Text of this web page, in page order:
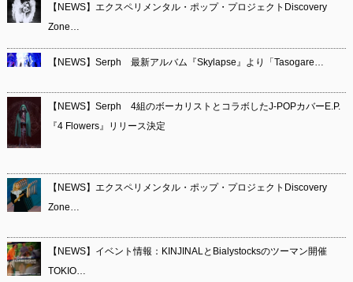
【NEWS】エクスペリメンタル・ポップ・プロジェクトDiscovery
Zone…
【NEWS】Serph 最新アルバム『Skylapse』より「Tasogare…
【NEWS】Serph 4組のボーカリストとコラボしたJ-POPカバーE.P.
『4 Flowers』リリース決定
【NEWS】エクスペリメンタル・ポップ・プロジェクトDiscovery
Zone…
【NEWS】イベント情報：KINJINALとBialystocksのツーマン開催
TOKIO…